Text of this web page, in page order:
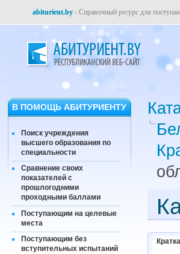
abiturient.by - Справочный ресурс для
В ПОМОЩЬ АБИТУРИЕНТУ
Поиск учреждения
высшего образования по
специальности
Сравнение своих
показателей с
прошлогодними
проходными баллами
Поступающим на целевые
места
Поступающим без
вступительных испытаний